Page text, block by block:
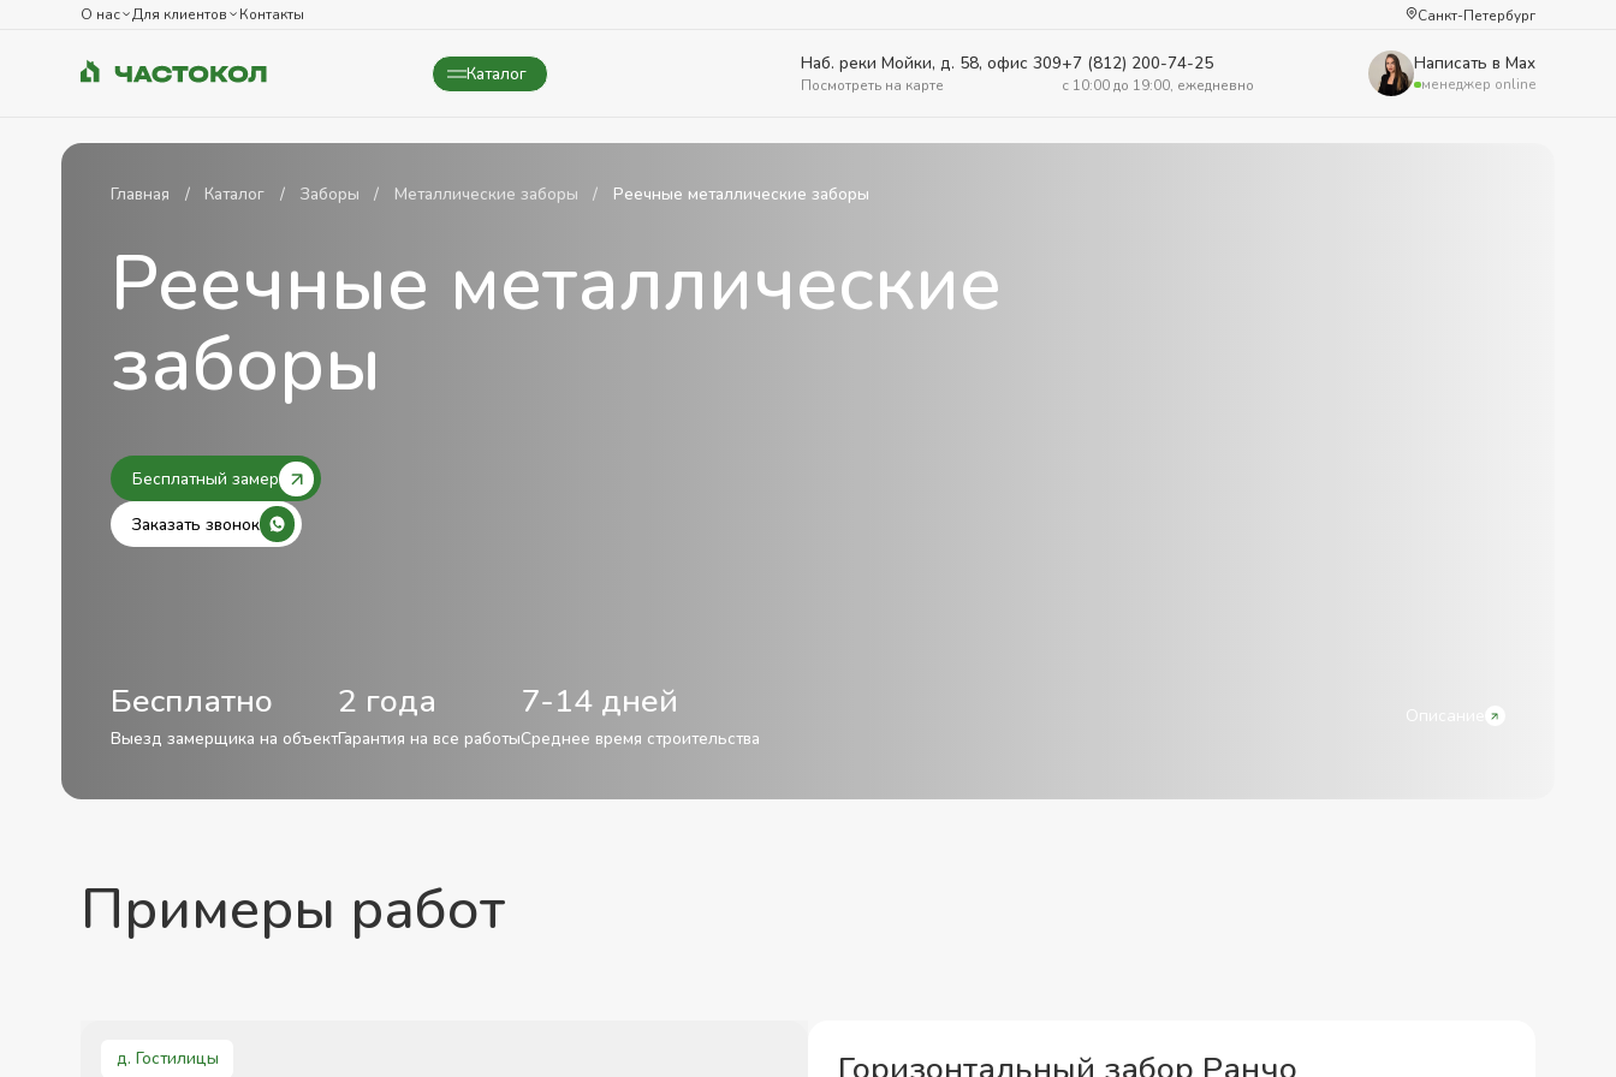
Санкт-Петербург
О нас Для клиентов Контакты
Каталог
Закрыть
Наб. реки Мойки, д. 58, офис 309
Посмотреть на карте
+7 (812) 200-74-25
c 10:00 до 19:00, ежедневно
Написать в Max
менеджер online
Главная Каталог Заборы Металлические заборы Реечные металлические заборы
Реечные металлические
заборы
Бесплатный замер
Заказать звонок
Бесплатно
Выезд замерщика на объект
2 года
Гарантия на все работы
7-14 дней
Среднее время строительства
Описание
Примеры работ
д. Гостилицы